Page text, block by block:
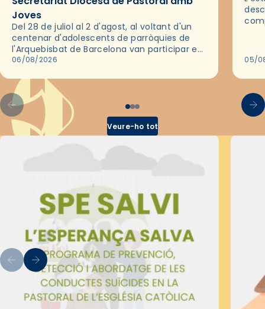
Joves
Del 28 de juliol al 2 d'agost, al voltant d'un
centenar d'adolescents de parròquies de
l'Arquebisbat de Barcelona van participar en
les convivències Be Apostle, organitzades
06/08/2026 05/
Veure-ho tot